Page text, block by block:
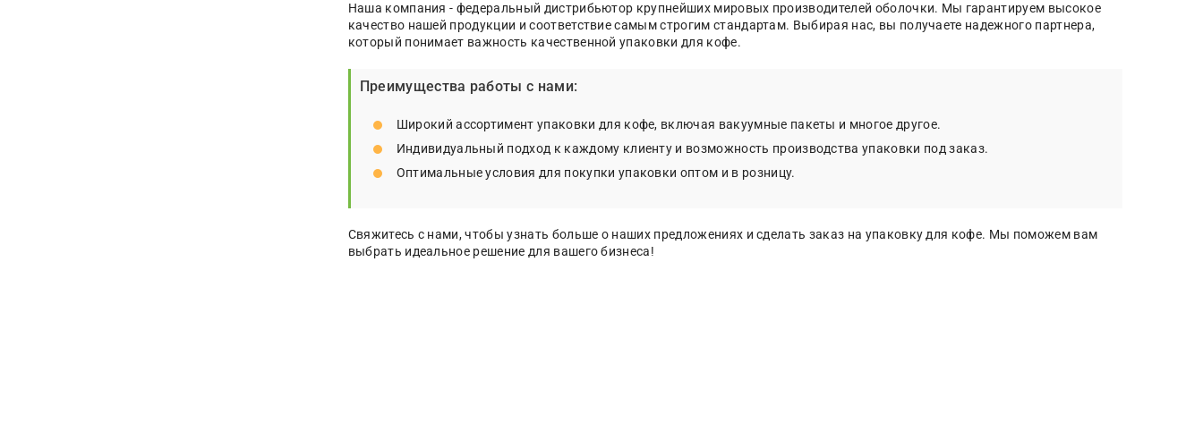
Наша компания - федеральный дистрибьютор крупнейших мировых производителей оболочки. Мы гарантируем высокое
качество нашей продукции и соответствие самым строгим стандартам. Выбирая нас, вы получаете надежного партнера,
который понимает важность качественной упаковки для кофе.
Преимущества работы с нами:
Широкий ассортимент упаковки для кофе, включая вакуумные пакеты и многое другое.
Индивидуальный подход к каждому клиенту и возможность производства упаковки под заказ.
Оптимальные условия для покупки упаковки оптом и в розницу.
Свяжитесь с нами, чтобы узнать больше о наших предложениях и сделать заказ на упаковку для кофе. Мы поможем вам
выбрать идеальное решение для вашего бизнеса!